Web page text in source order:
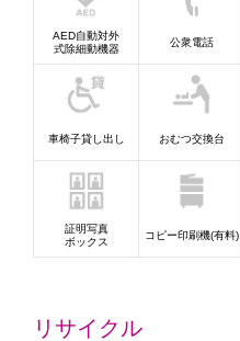
AED自動対外
式除細動機器
公衆電話
車椅子貸し出し おむつ交換台
証明写真
ボックス
コピー印刷機(有料)
リサイクル